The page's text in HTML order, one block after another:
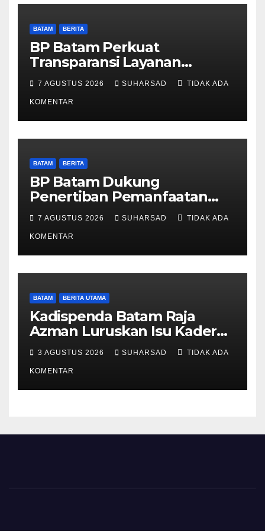
BATAM BERITA
BP Batam Perkuat
Transparansi Layanan
Pertanahan, Alokasi Tanah
Reguler Segera Hadir Melalui
LMS
7 AGUSTUS 2026 SUHARSAD TIDAK ADA
KOMENTAR
BATAM BERITA
BP Batam Dukung
Penertiban Pemanfaatan
Ruang Laut Sesuai
Ketentuan Peraturan
Perundang-undangan
7 AGUSTUS 2026 SUHARSAD TIDAK ADA
KOMENTAR
BATAM BERITA UTAMA
Kadispenda Batam Raja
Azman Luruskan Isu Kader
Pajak RT/RW: Bukan Petugas
Pajak Permanen, Hanya
Pendataan untuk Digitalisasi
hingga 2030
3 AGUSTUS 2026 SUHARSAD TIDAK ADA
KOMENTAR